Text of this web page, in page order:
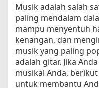
Musik adalah salah
paling mendalam
mampu menyentuh
kenangan, dan
musik yang paling
adalah gitar. Jika
musikal Anda,
untuk membantu